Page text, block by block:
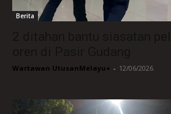
Berita
Wartawan UtusanMelayu+ - 12/06/2026